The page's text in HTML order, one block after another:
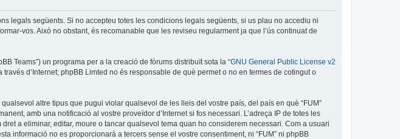
legals següents. Si no accepteu totes les condicions legals següents, si us plau no accediu ni
vos. Això no obstant, és recomanable que les reviseu regularment ja que l’ús continuat de
Teams”) un programa per a la creació de fòrums distribuït sota la “GNU General Public License v2
través d’Internet; phpBB Limted no és responsable de què permet o no en termes de cotingut o
altre tipus que pugui violar qualsevol de les lleis del vostre país, del país en què “FUM”
amb una notificació al vostre proveïdor d’Internet si fos necessari. L’adreça IP de totes les
a eliminar, editar, moure o tancar qualsevol tema quan ho considerem necessari. Com a usuari
informació no es proporcionarà a tercers sense el vostre consentiment, ni “FUM” ni phpBB